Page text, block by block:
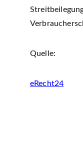
Quelle:
eRecht24